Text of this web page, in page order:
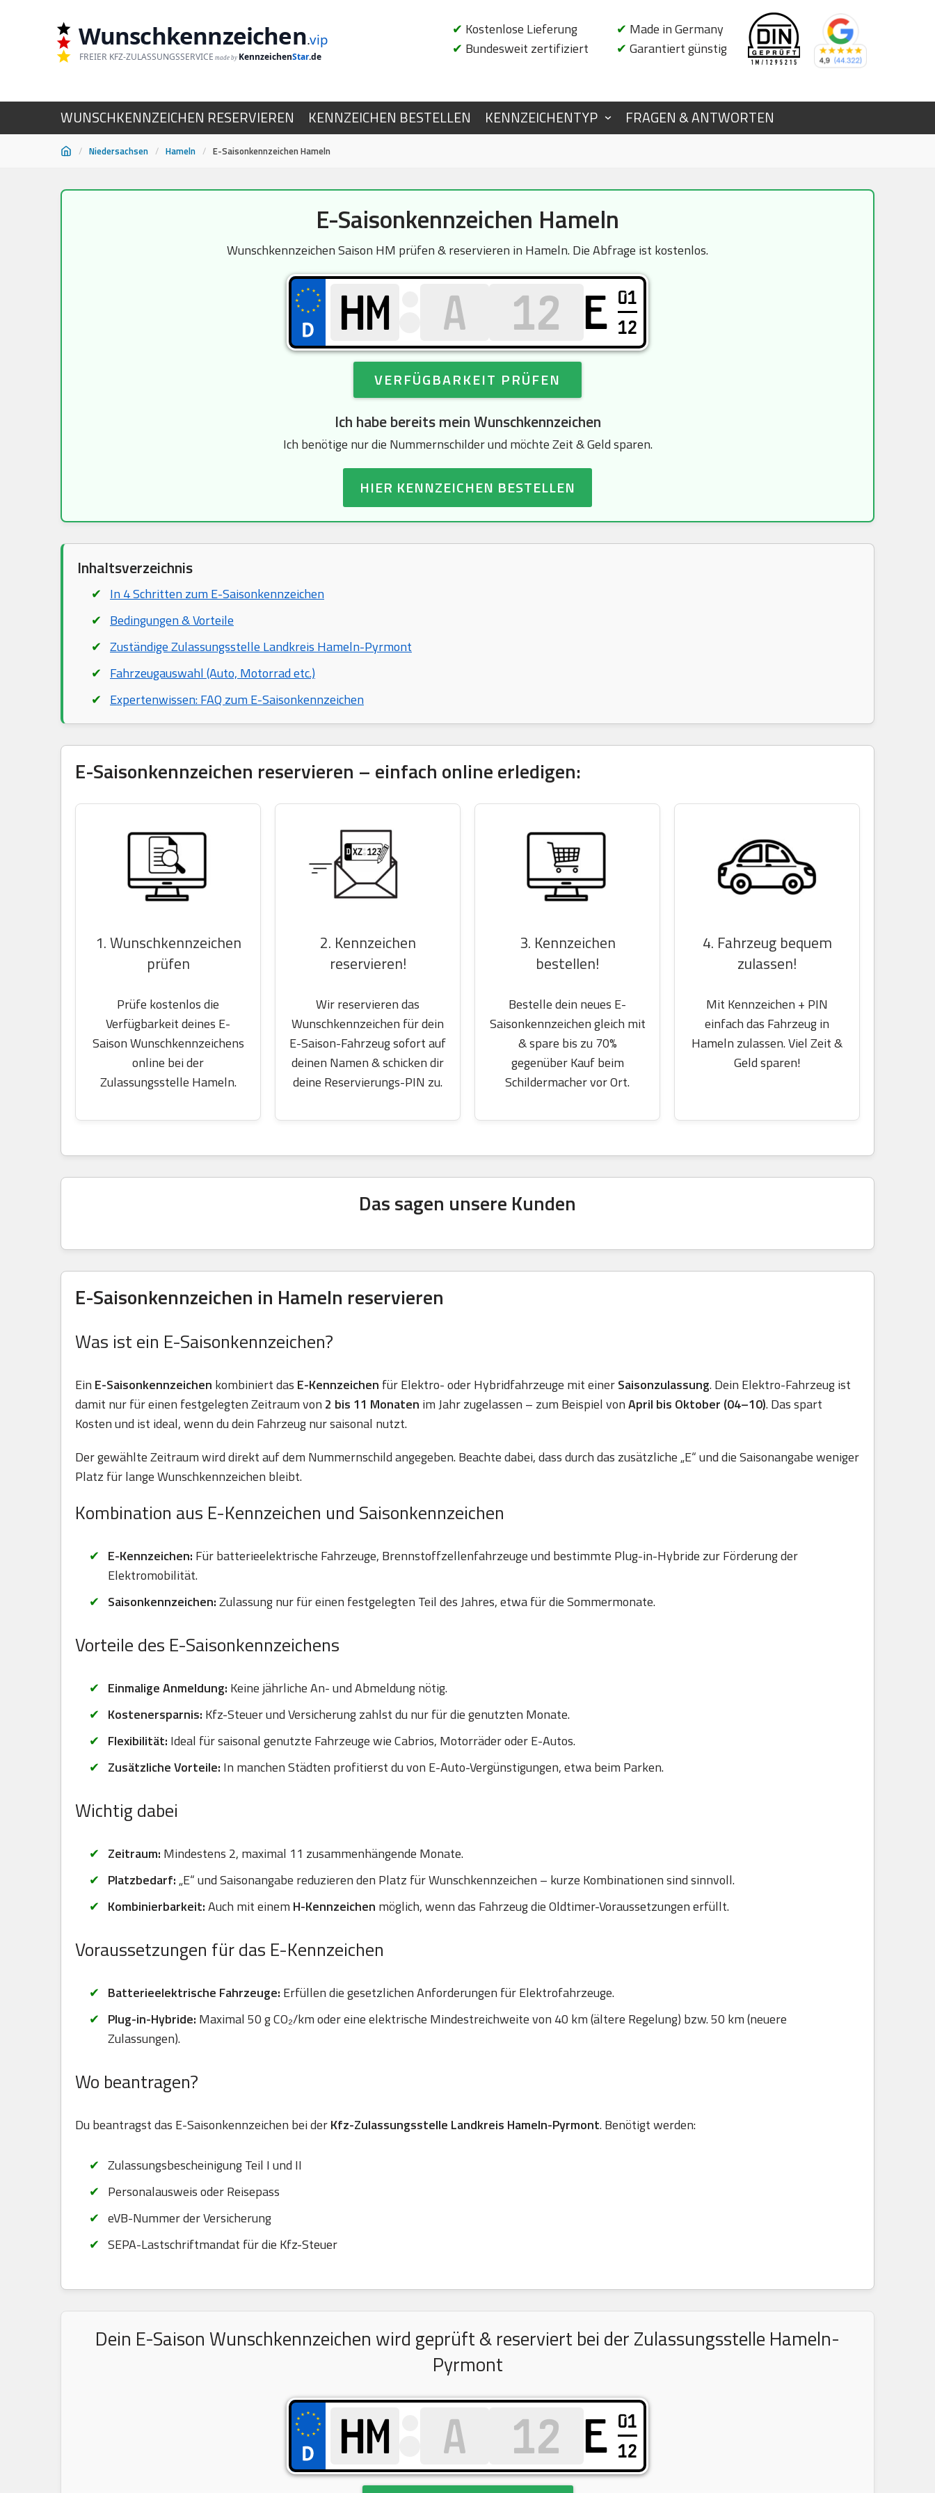
Wunschkennzeichen.vip
FREIER KFZ-ZULASSUNGSSERVICE made by KennzeichenStar.de
✔ Kostenlose Lieferung
✔ Bundesweit zertifiziert
✔ Made in Germany
✔ Garantiert günstig
WUNSCHKENNZEICHEN RESERVIEREN KENNZEICHEN BESTELLEN KENNZEICHENTYP FRAGEN & ANTWORTEN
/ Niedersachsen / Hameln / E-Saisonkennzeichen Hameln
E-Saisonkennzeichen Hameln
Wunschkennzeichen Saison HM prüfen & reservieren in Hameln. Die Abfrage ist kostenlos.
E 01
12
VERFÜGBARKEIT PRÜFEN
Ich habe bereits mein Wunschkennzeichen
Ich benötige nur die Nummernschilder und möchte Zeit & Geld sparen.
HIER KENNZEICHEN BESTELLEN
Inhaltsverzeichnis
In 4 Schritten zum E-Saisonkennzeichen
Bedingungen & Vorteile
Zuständige Zulassungsstelle Landkreis Hameln-Pyrmont
Fahrzeugauswahl (Auto, Motorrad etc.)
Expertenwissen: FAQ zum E-Saisonkennzeichen
E-Saisonkennzeichen reservieren – einfach online erledigen:
1. Wunschkennzeichen
prüfen
Prüfe kostenlos die
Verfügbarkeit deines E-
Saison Wunschkennzeichens
online bei der
Zulassungsstelle Hameln.
2. Kennzeichen
reservieren!
Wir reservieren das
Wunschkennzeichen für dein
E-Saison-Fahrzeug sofort auf
deinen Namen & schicken dir
deine Reservierungs-PIN zu.
3. Kennzeichen
bestellen!
Bestelle dein neues E-
Saisonkennzeichen gleich mit
& spare bis zu 70%
gegenüber Kauf beim
Schildermacher vor Ort.
4. Fahrzeug bequem
zulassen!
Mit Kennzeichen + PIN
einfach das Fahrzeug in
Hameln zulassen. Viel Zeit &
Geld sparen!
Das sagen unsere Kunden
E-Saisonkennzeichen in Hameln reservieren
Was ist ein E-Saisonkennzeichen?
Ein E-Saisonkennzeichen kombiniert das E-Kennzeichen für Elektro- oder Hybridfahrzeuge mit einerSaisonzulassung. Dein Elektro-Fahrzeug ist
damit nur für einen festgelegten Zeitraum von 2 bis 11 Monaten im Jahr zugelassen – zum Beispiel vonApril bis Oktober (04–10). Das spart
Kosten und ist ideal, wenn du dein Fahrzeug nur saisonal nutzt.
Der gewählte Zeitraum wird direkt auf dem Nummernschild angegeben. Beachte dabei, dass durch das zusätzliche „E“ und die Saisonangabe weniger
Platz für lange Wunschkennzeichen bleibt.
Kombination aus E-Kennzeichen und Saisonkennzeichen
E-Kennzeichen: Für batterieelektrische Fahrzeuge, Brennstoffzellenfahrzeuge und bestimmte Plug-in-Hybride zur Förderung der
Elektromobilität.
Saisonkennzeichen:Zulassung nur für einen festgelegten Teil des Jahres, etwa für die Sommermonate.
Vorteile des E-Saisonkennzeichens
Einmalige Anmeldung: Keine jährliche An- und Abmeldung nötig.
Kostenersparnis: Kfz-Steuer und Versicherung zahlst du nur für die genutzten Monate.
Flexibilität: Ideal für saisonal genutzte Fahrzeuge wie Cabrios, Motorräder oder E-Autos.
Zusätzliche Vorteile: In manchen Städten profitierst du von E-Auto-Vergünstigungen, etwa beim Parken.
Wichtig dabei
Zeitraum: Mindestens 2, maximal 11 zusammenhängende Monate.
Platzbedarf:„E“ und Saisonangabe reduzieren den Platz für Wunschkennzeichen – kurze Kombinationen sind sinnvoll.
Kombinierbarkeit:Auch mit einem H-Kennzeichen möglich, wenn das Fahrzeug die Oldtimer-Voraussetzungen erfüllt.
Voraussetzungen für das E-Kennzeichen
Batterieelektrische Fahrzeuge: Erfüllen die gesetzlichen Anforderungen für Elektrofahrzeuge.
Plug-in-Hybride: Maximal 50 g CO₂/km oder eine elektrische Mindestreichweite von 40 km (ältere Regelung) bzw. 50 km (neuere
Zulassungen).
Wo beantragen?
Du beantragst das E-Saisonkennzeichen bei derKfz-Zulassungsstelle Landkreis Hameln-Pyrmont. Benötigt werden:
Zulassungsbescheinigung Teil I und II
Personalausweis oder Reisepass
eVB-Nummer der Versicherung
SEPA-Lastschriftmandat für die Kfz-Steuer
Dein E-Saison Wunschkennzeichen wird geprüft & reserviert bei der Zulassungsstelle Hameln-
Pyrmont
E 01
12